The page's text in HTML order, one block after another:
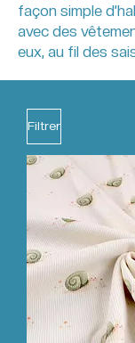
façon simple
avec des
eux, au fil des
Filtrer